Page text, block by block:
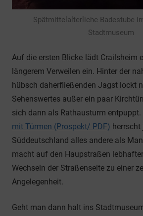
Spätmittelalterliche Badestube
Stadtmuseum
Auf die ersten Blicke lädt Crailsheim
längerem Verweilen ein. Hinter der
hübsch daherfließenden Jagst lockt
Sehenswertes außer ein paar
sich dann als Rathausturm entpuppt.
mit Türmen (Prospekt/ PDF)
Süddeutschland alles andere als
macht auf den Haupstraßen
Wechseln der Straßenseite zu einer
Angelegenheit.
Geht man dann halt ins